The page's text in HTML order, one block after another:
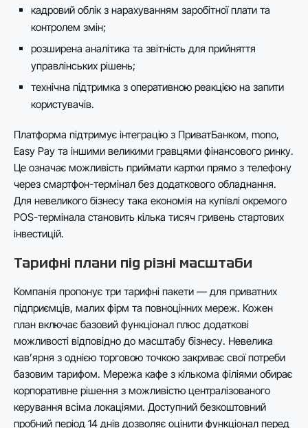
кадровий облік з нарахуванням заробітної плати та
контролем змін;
розширена аналітика та звітність для прийняття
управлінських рішень;
технічна підтримка з оперативною реакцією на запити
користувачів.
Платформа підтримує інтеграцію з ПриватБанком, mono,
Easy Pay та іншими великими гравцями фінансового ринку.
Це означає можливість приймати картки прямо з телефону
через смартфон-термінал без додаткового обладнання.
Для невеликого бізнесу така економія на купівлі окремого
POS-термінала становить кілька тисяч гривень стартових
інвестицій.
Тарифні плани під різні масштаби
Компанія пропонує три тарифні пакети — для приватних
підприємців, малих фірм та повноцінних мереж. Кожен
план включає базовий функціонал плюс додаткові
можливості відповідно до масштабу бізнесу. Невелика
кав’ярня з однією торговою точкою закриває свої потреби
базовим тарифом. Мережа кафе з кількома філіями обирає
корпоративне рішення з можливістю централізованого
керування всіма локаціями. Доступний безкоштовний
пробний період 14 днів дозволяє оцінити функціонал перед